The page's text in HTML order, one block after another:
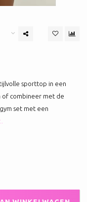
sporttop in een
of combineer met de
set met een